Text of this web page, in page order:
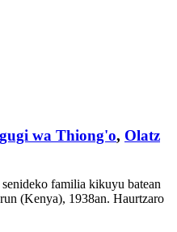
wa Thiong'o, Olatz
familia kikuyu batean
(Kenya), 1938an. Haurtzaro